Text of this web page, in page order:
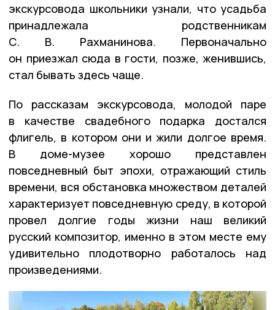
экскурсовода школьники узнали, что усадьба
принадлежала родственникам
С. В. Рахманинова. Первоначально
он приезжал сюда в гости, позже, женившись,
стал бывать здесь чаще.
По рассказам экскурсовода, молодой паре
в качестве свадебного подарка достался
флигель, в котором они и жили долгое время.
В доме-музее хорошо представлен
повседневный быт эпохи, отражающий стиль
времени, вся обстановка множеством деталей
характеризует повседневную среду, в которой
провел долгие годы жизни наш великий
русский композитор, именно в этом месте ему
удивительно плодотворно работалось над
произведениями.